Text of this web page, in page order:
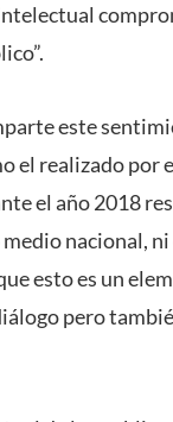
este
el realizado
el año 2018
nacional, ni
esto es un
pero